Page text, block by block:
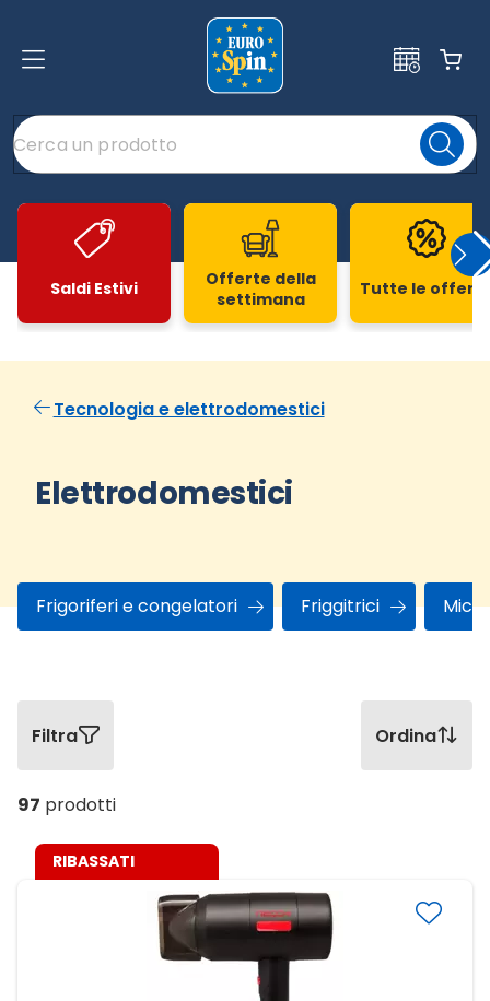
Saldi Estivi
Offerte della
settimana
Tutte le
Tecnologia e elettrodomestici
Elettrodomestici
Frigoriferi e congelatori Friggitrici
Filtra Ordina
97 prodotti
RIBASSATI